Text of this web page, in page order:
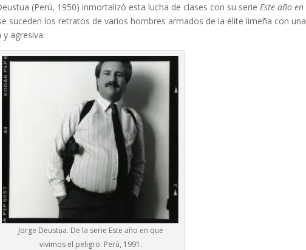
(Perú, 1950) inmortalizó esta lucha de clases con su serie Este año en
suceden los retratos de varios hombres armados de la élite limeña con una
agresiva.
Jorge Deustua. De la serie Este año en que
vivimos el peligro. Perú, 1991.